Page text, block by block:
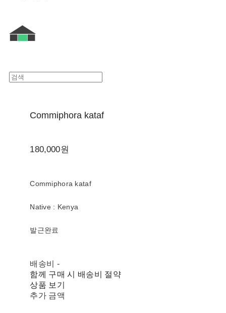
Commiphora kataf
180,000원
Commiphora kataf
Native : Kenya
발근완료
배송비 -
함께 구매 시 배송비 절약
상품 보기
추가 금액